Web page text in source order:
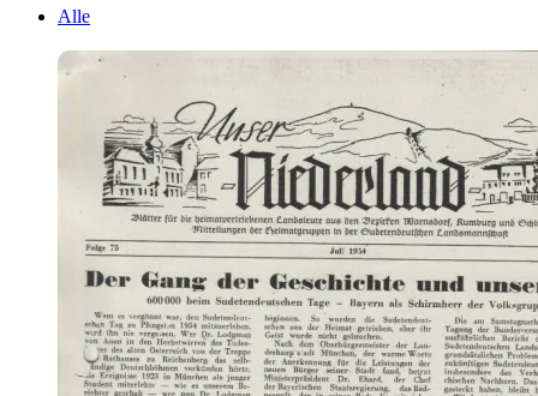
Alle